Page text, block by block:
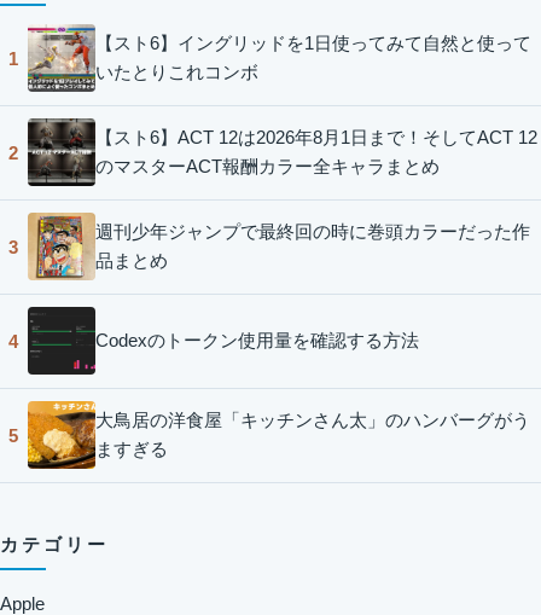
1
【スト6】イングリッドを1日使ってみて自然と使って
いたとりこれコンボ
2
【スト6】ACT 12は2026年8月1日まで！そしてACT 12
のマスターACT報酬カラー全キャラまとめ
3
週刊少年ジャンプで最終回の時に巻頭カラーだった作
品まとめ
4 Codexのトークン使用量を確認する方法
5
大鳥居の洋食屋「キッチンさん太」のハンバーグがう
ますぎる
カテゴリー
Apple